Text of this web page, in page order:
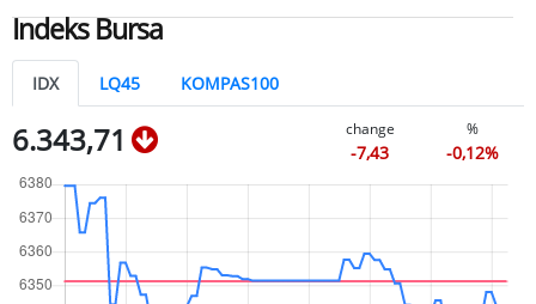
Indeks Bursa
IDX LQ45 KOMPAS100
6.343,71 change
-7,43
%
-0,12%